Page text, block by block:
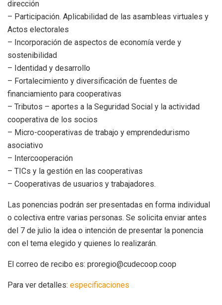
dirección
– Participación. Aplicabilidad de las asambleas virtuales y
Actos electorales
– Incorporación de aspectos de economía verde y
sostenibilidad
– Identidad y desarrollo
– Fortalecimiento y diversificación de fuentes de
financiamiento para cooperativas
– Tributos – aportes a la Seguridad Social y la actividad
cooperativa de los socios
– Micro-cooperativas de trabajo y emprendedurismo
asociativo
– Intercooperación
– TICs y la gestión en las cooperativas
– Cooperativas de usuarios y trabajadores.
Las ponencias podrán ser presentadas en forma individual
o colectiva entre varias personas. Se solicita enviar antes
del 7 de julio la idea o intención de presentar la ponencia
con el tema elegido y quienes lo realizarán.
El correo de recibo es: proregio@cudecoop.coop
Para ver detalles: especificaciones